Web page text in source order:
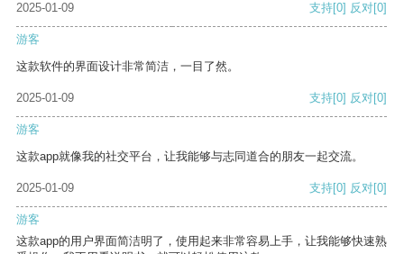
2025-01-09
支持[0] 反对[0]
游客
这款软件的界面设计非常简洁，一目了然。
2025-01-09 支持[0] 反对[0]
游客
这款app就像我的社交平台，让我能够与志同道合的朋友一起交流。
2025-01-09 支持[0] 反对[0]
游客
这款app的用户界面简洁明了，使用起来非常容易上手，让我能够快速熟